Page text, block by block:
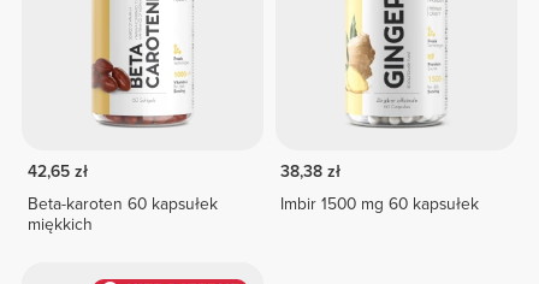
42,65 zł
Beta-karoten 60 kapsułek
miękkich
38,38 zł
Imbir 1500 mg 60 kapsułek